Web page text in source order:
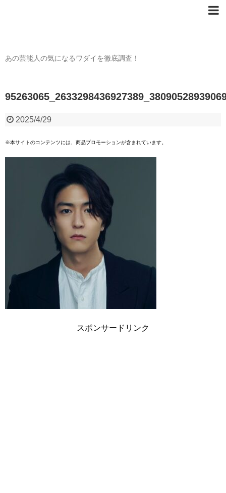
あの芸能人の気になるワダイを徹底調査！
2025/4/29
※本サイトのコンテンツには、商品プロモーションが含まれています。
スポンサードリンク